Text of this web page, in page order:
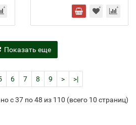
Показать еще
6 7 8 9 > >|
с 37 по 48 из 110 (всего 10 страниц)